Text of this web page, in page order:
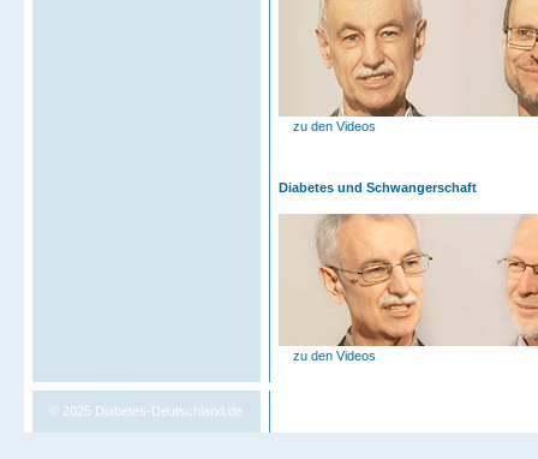
zu den Videos
Diabetes und Schwangerschaft
zu den Videos
© 2025 Diabetes-Deutschland.de